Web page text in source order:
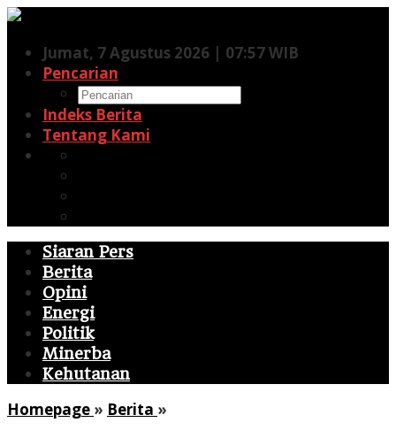
Lewati
kontenJumat, 7 Agustus 2026 | 07:57 WIB
Pencarian
Indeks Berita
Tentang Kami
Siaran Pers
Berita
Opini
Energi
Politik
Minerba
Kehutanan
Homepage » Berita »